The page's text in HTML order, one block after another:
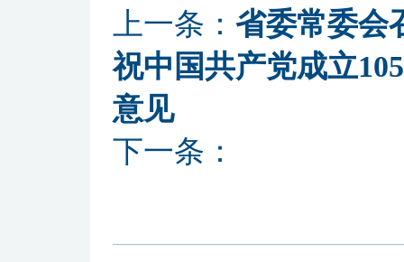
上一条： 省委常委会
祝中国共产党成立
意见
下一条：